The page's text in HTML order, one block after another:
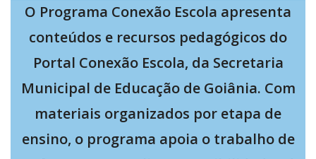
O Programa Conexão Escola apresenta
conteúdos e recursos pedagógicos do
Portal Conexão Escola, da Secretaria
Municipal de Educação de Goiânia. Com
materiais organizados por etapa de
ensino, o programa apoia o trabalho de